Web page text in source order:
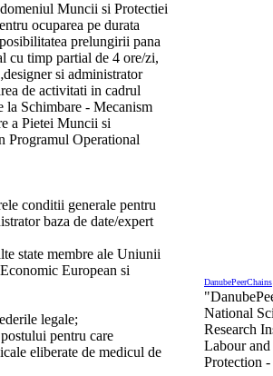
Muncii si Protectiei
ocuparea pe durata
prelungirii pana
cu timp partial de 4 ore/zi,
si administrator
de activitati in cadrul
Schimbare - Mecanism
a Pietei Muncii si
Programul Operational
conditii generale pentru
baza de date/expert
state membre ale Uniunii
European si
legale;
pentru care
eliberate de medicul de
National
Research
Labour and
Protection -
is